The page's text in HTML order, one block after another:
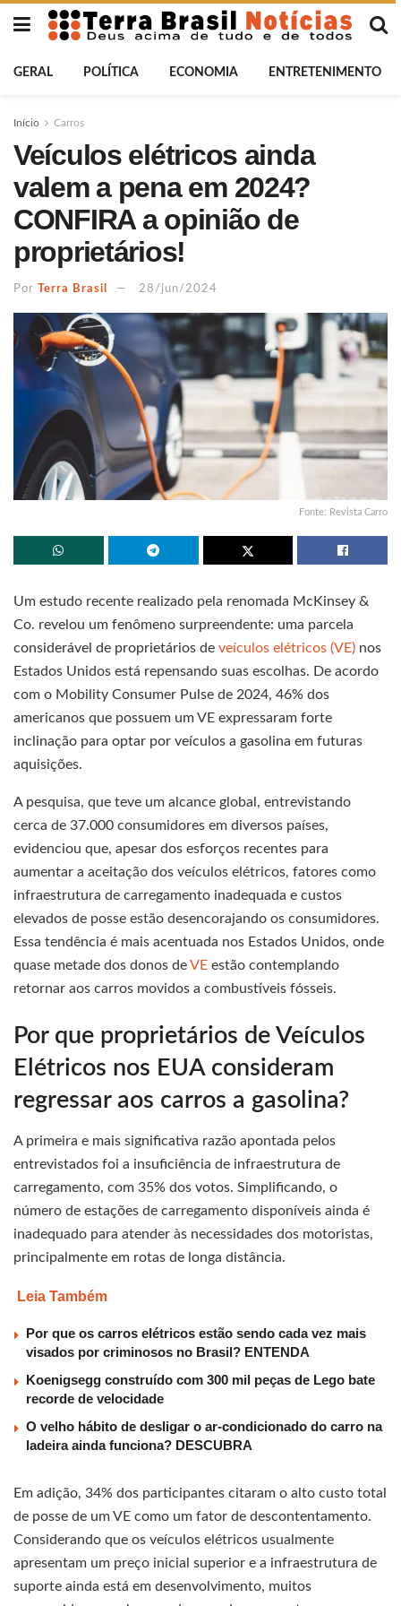
GERAL POLÍTICA ECONOMIA ENTRETENIMENTO
Início Carros
Veículos elétricos ainda
valem a pena em 2024?
CONFIRA a opinião de
proprietários!
Por Terra Brasil 28/jun/2024
Fonte: Revista Carro
Um estudo recente realizado pela renomada McKinsey &
Co. revelou um fenômeno surpreendente: uma parcela
considerável de proprietários de veículos elétricos (VE) nos
Estados Unidos está repensando suas escolhas. De acordo
com o Mobility Consumer Pulse de 2024, 46% dos
americanos que possuem um VE expressaram forte
inclinação para optar por veículos a gasolina em futuras
aquisições.
A pesquisa, que teve um alcance global, entrevistando
cerca de 37.000 consumidores em diversos países,
evidenciou que, apesar dos esforços recentes para
aumentar a aceitação dos veículos elétricos, fatores como
infraestrutura de carregamento inadequada e custos
elevados de posse estão desencorajando os consumidores.
Essa tendência é mais acentuada nos Estados Unidos, onde
quase metade dos donos deVE estão contemplando
retornar aos carros movidos a combustíveis fósseis.
Por que proprietários de Veículos
Elétricos nos EUA consideram
regressar aos carros a gasolina?
A primeira e mais significativa razão apontada pelos
entrevistados foi a insuficiência de infraestrutura de
carregamento, com 35% dos votos. Simplificando, o
número de estações de carregamento disponíveis ainda é
inadequado para atender às necessidades dos motoristas,
principalmente em rotas de longa distância.
Leia Também
Por que os carros elétricos estão sendo cada vez mais
visados por criminosos no Brasil? ENTENDA
Koenigsegg construído com 300 mil peças de Lego bate
recorde de velocidade
O velho hábito de desligar o ar-condicionado do carro na
ladeira ainda funciona? DESCUBRA
Em adição, 34% dos participantes citaram o alto custo total
de posse de um VE como um fator de descontentamento.
Considerando que os veículos elétricos usualmente
apresentam um preço inicial superior e a infraestrutura de
suporte ainda está em desenvolvimento, muitos